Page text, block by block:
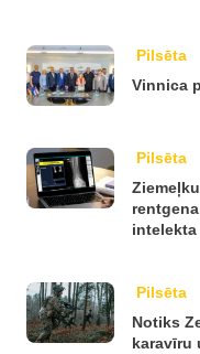
Pilsēta
Vinnica
Pilsēta
Pilsēta
Notiks
karavīru